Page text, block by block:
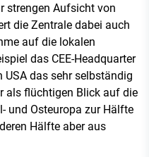
strengen Aufsicht von
die Zentrale dabei auch
auf die lokalen
das CEE-Headquarter
USA das sehr selbständig
als flüchtigen Blick auf die
und Osteuropa zur Hälfte
Hälfte aber aus